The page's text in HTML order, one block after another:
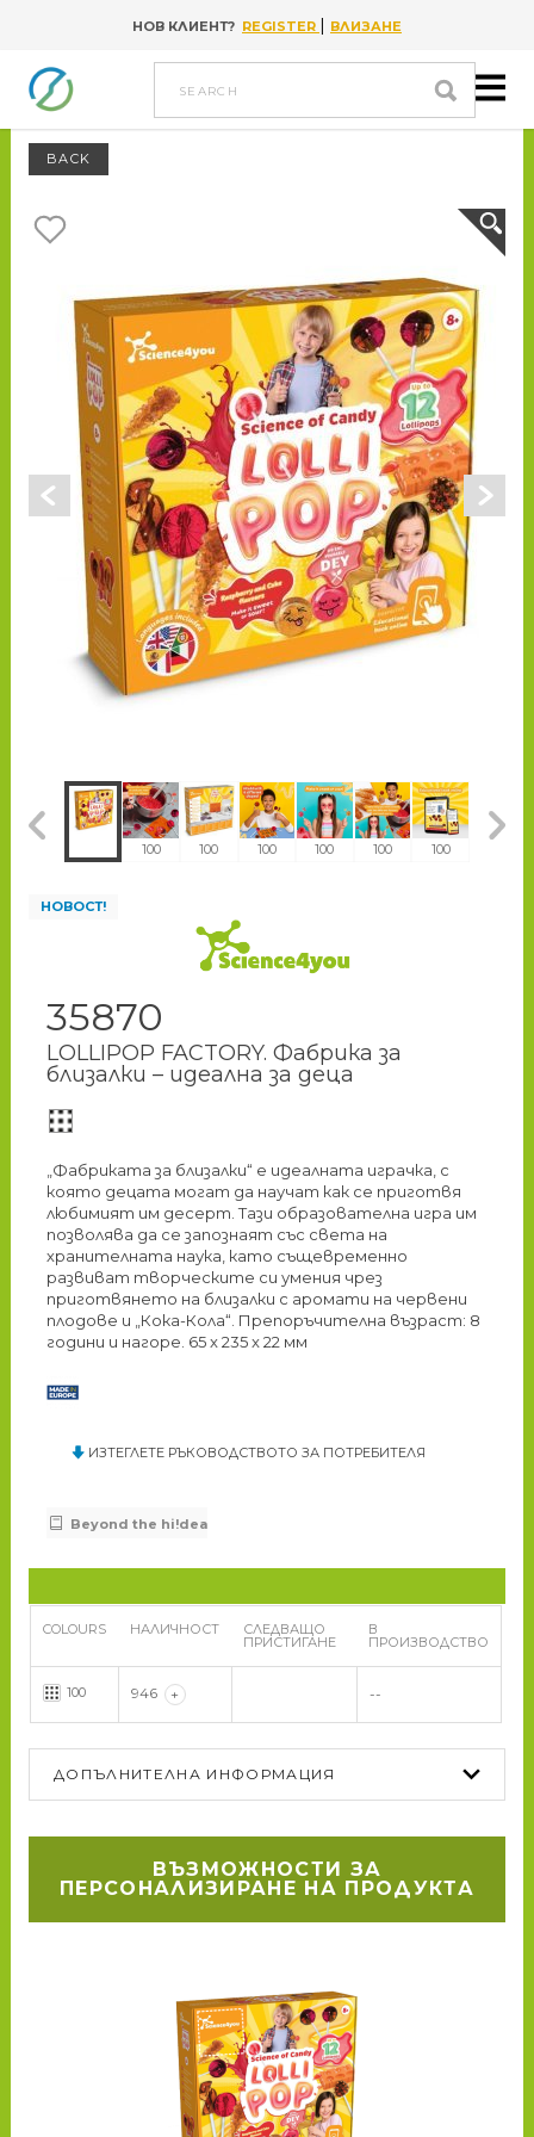
Go to contentНОВ КЛИЕНТ? REGISTER | ВЛИЗАНЕ
search
BACK
100 100 100 100 100 100
НОВОСТ!
35870
LOLLIPOP FACTORY. Фабрика за
близалки – идеална за деца
„Фабриката за близалки“ е идеалната играчка, с
която децата могат да научат как се приготвя
любимият им десерт. Тази образователна игра им
позволява да се запознаят със света на
хранителната наука, като същевременно
развиват творческите си умения чрез
приготвянето на близалки с аромати на червени
плодове и „Кока-Кола“. Препоръчителна възраст: 8
години и нагоре. 65 x 235 x 22 мм
ИЗТЕГЛЕТЕ РЪКОВОДСТВОТО ЗА ПОТРЕБИТЕЛЯ
Beyond the hi!dea
COLOURS НАЛИЧНОСТ СЛЕДВАЩО
ПРИСТИГАНЕ
В
ПРОИЗВОДСТВО
100 946 + --
ДОПЪЛНИТЕЛНА ИНФОРМАЦИЯ
ВЪЗМОЖНОСТИ ЗА
ПЕРСОНАЛИЗИРАНЕ НА ПРОДУКТА